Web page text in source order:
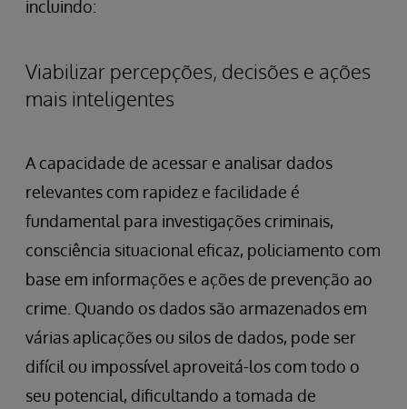
incluindo:
Viabilizar percepções, decisões e ações
mais inteligentes
A capacidade de acessar e analisar dados
relevantes com rapidez e facilidade é
fundamental para investigações criminais,
consciência situacional eficaz, policiamento com
base em informações e ações de prevenção ao
crime. Quando os dados são armazenados em
várias aplicações ou silos de dados, pode ser
difícil ou impossível aproveitá-los com todo o
seu potencial, dificultando a tomada de